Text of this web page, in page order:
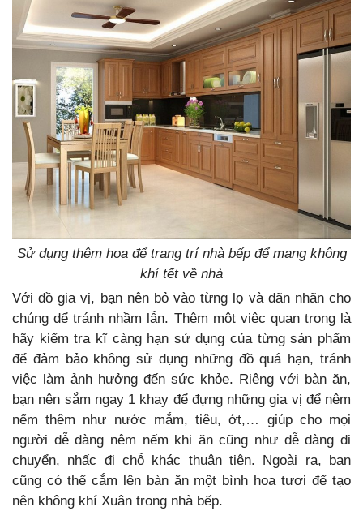
Sử dụng thêm hoa để trang trí nhà bếp để mang không
khí tết về nhà
Với đồ gia vị, bạn nên bỏ vào từng lọ và dãn nhãn cho
chúng dể tránh nhầm lẫn. Thêm một việc quan trọng là
hãy kiểm tra kĩ càng hạn sử dụng của từng sản phẩm
để đảm bảo không sử dụng những đồ quá hạn, tránh
việc làm ảnh hưởng đến sức khỏe. Riêng với bàn ăn,
bạn nên sắm ngay 1 khay để đựng những gia vị để nêm
nếm thêm như nước mắm, tiêu, ớt,… giúp cho mọi
người dễ dàng nêm nếm khi ăn cũng như dễ dàng di
chuyển, nhấc đi chỗ khác thuận tiện. Ngoài ra, bạn
cũng có thể cắm lên bàn ăn một bình hoa tươi để tạo
nên không khí Xuân trong nhà bếp.